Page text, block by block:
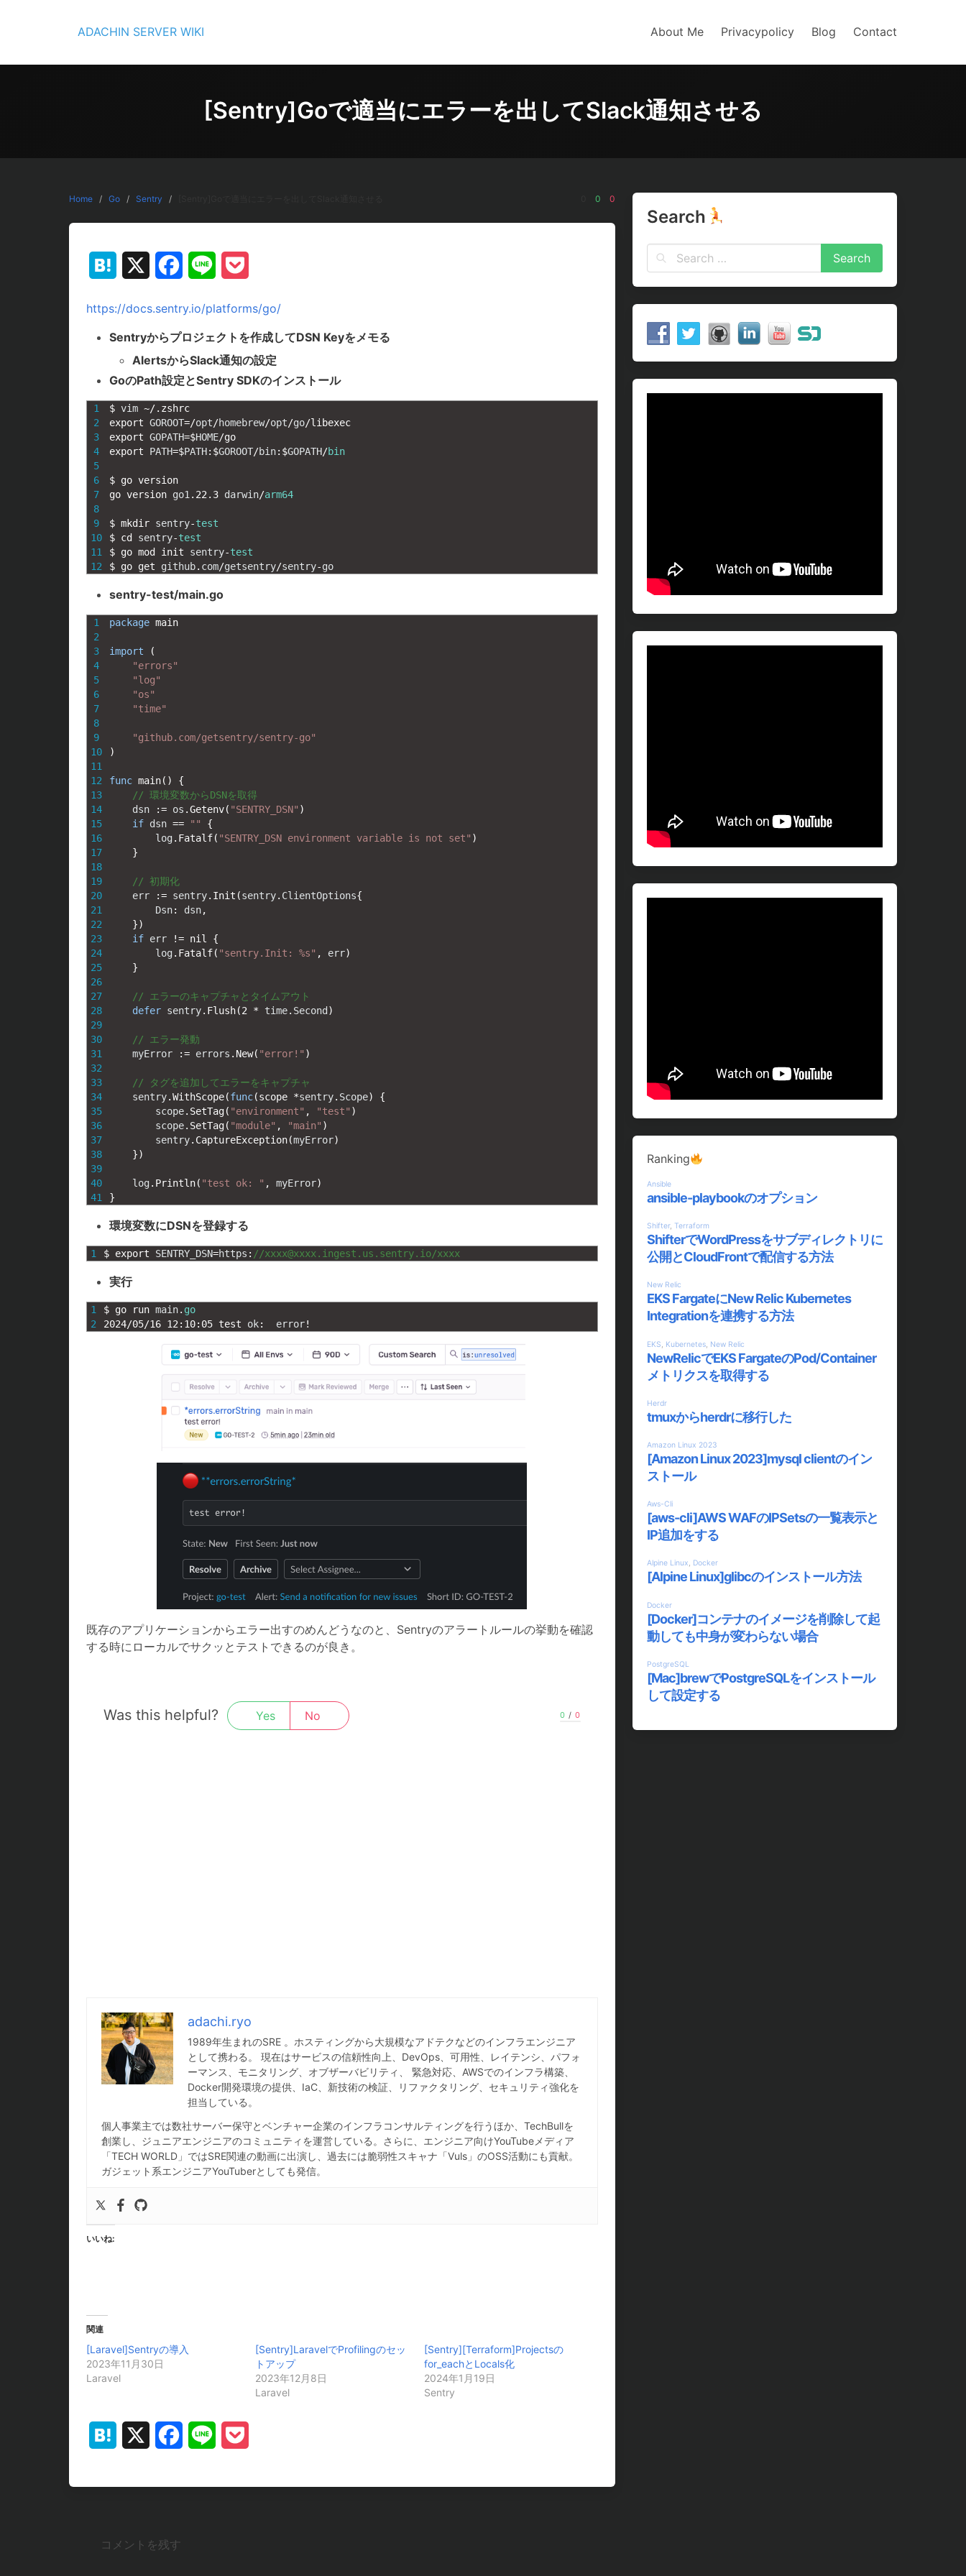
ADACHIN SERVER WIKI About Me Privacypolicy Blog Contact
[Sentry]Goで適当にエラーを出してSlack通知させる
Home Go Sentry 0 0
Hatena Facebook
Line
https://docs.sentry.io/platforms/go/
Sentryからプロジェクトを作成してDSN Keyをメモる
AlertsからSlack通知の設定
GoのPath設定とSentry SDKのインストール
1
2
3
4
5
6
7
8
9
10
11
12
$ vim ~/. zshrc
export GOROOT=/opt/homebrew/opt/go/libexec
export GOPATH=$HOME/go
export PATH=$PATH: $GOROOT/bin: $GOPATH/bin
$ go version
go version go1 . 22.3 darwin/arm64
$ mkdir sentry-test
$ cd sentry-test
$ go mod init sentry-test
$ go get github. com/getsentry/sentry-go
sentry-test/main.go
1
2
3
4
5
6
7
8
9
10
11
12
13
14
15
16
17
18
19
20
21
22
23
24
25
26
27
28
29
30
31
32
33
34
35
36
37
38
39
40
41
package main
import
(
"errors"
"log"
"os"
"time"
"github.com/getsentry/sentry-go"
)
func main( )
{
// 環境変数からDSNを取得
dsn
:= os .Getenv( "SENTRY_DSN" )
if dsn == ""
{
log . Fatalf( "SENTRY_DSN environment variable is not set" )
}
// 初期化
err
:= sentry. Init (sentry. ClientOptions{
Dsn: dsn,
})
if err != nil
{
log . Fatalf( "sentry.Init: %s" , err)
}
// エラーのキャプチャとタイムアウト
defer sentry. Flush(2 * time. Second )
// エラー発動
myError
:= errors . New( "error!" )
// タグを追加してエラーをキャプチャ
sentry.WithScope(func(scope *sentry. Scope)
{
scope. SetTag( "environment" , "test" )
scope. SetTag( "module" , "main" )
sentry. CaptureException(myError)
})
log . Println( "test ok: " , myError)
}
環境変数にDSNを登録する
1 $ export SENTRY_DSN=https : //xxxx@xxxx.ingest.us.sentry.io/xxxx
実行
1
2
$ go run main. go
2024/05/16 12 : 10: 05 test ok: error!
既存のアプリケーションからエラー出すのめんどうなのと、Sentryのアラートルールの挙動を確認
する時にローカルでサクッとテストできるのが良き。
Was this helpful? Yes No 0 / 0
adachi.ryo
1989年生まれのSRE 。ホスティングから大規模なアドテクなどのインフラエンジニア
として携わる。 現在はサービスの信頼性向上、DevOps、可用性、レイテンシ、パフォ
ーマンス、モニタリング、オブザーバビリティ、 緊急対応、AWSでのインフラ構築、
Docker開発環境の提供、IaC、新技術の検証、リファクタリング、セキュリティ強化を
担当している。
個人事業主では数社サーバー保守とベンチャー企業のインフラコンサルティングを行うほか、TechBullを
創業し、ジュニアエンジニアのコミュニティを運営している。さらに、エンジニア向けYouTubeメディア
「TECH WORLD」ではSRE関連の動画に出演し、過去には脆弱性スキャナ「Vuls」のOSS活動にも貢献。
ガジェット系エンジニアYouTuberとしても発信。
いいね:
関連
[Laravel]Sentryの導入
2023年11月30日
Laravel
[Sentry]LaravelでProfilingのセッ
トアップ
2023年12月8日
Laravel
[Sentry][Terraform]Projectsの
for_eachとLocals化
2024年1月19日
Sentry
Hatena Facebook
Line
コメントを残す
Search
Ranking